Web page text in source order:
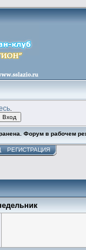
Форум в рабочем
РЕГИСТРАЦИЯ